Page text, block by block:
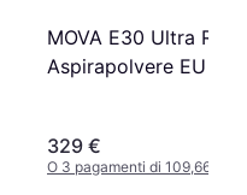
MOVA E30 Ultra
Aspirapolvere EU
329 €
O 3 pagamenti di 109,66 €